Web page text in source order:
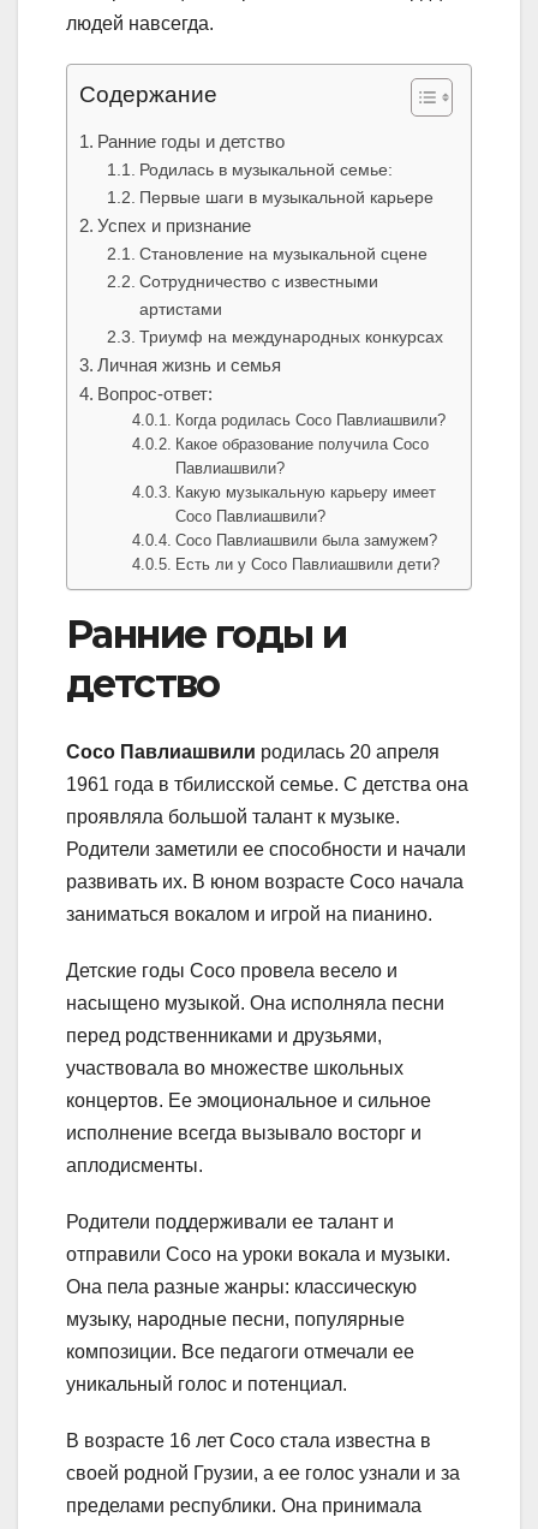
людей навсегда.
Содержание
Ранние годы и детство
Родилась в музыкальной семье:
Первые шаги в музыкальной карьере
Успех и признание
Становление на музыкальной сцене
Сотрудничество с известными
артистами
Триумф на международных конкурсах
Личная жизнь и семья
Вопрос-ответ:
Когда родилась Сосо Павлиашвили?
Какое образование получила Сосо
Павлиашвили?
Какую музыкальную карьеру имеет
Сосо Павлиашвили?
Сосо Павлиашвили была замужем?
Есть ли у Сосо Павлиашвили дети?
Ранние годы и
детство
Сосо Павлиашвили родилась 20 апреля
1961 года в тбилисской семье. С детства она
проявляла большой талант к музыке.
Родители заметили ее способности и начали
развивать их. В юном возрасте Сосо начала
заниматься вокалом и игрой на пианино.
Детские годы Сосо провела весело и
насыщено музыкой. Она исполняла песни
перед родственниками и друзьями,
участвовала во множестве школьных
концертов. Ее эмоциональное и сильное
исполнение всегда вызывало восторг и
аплодисменты.
Родители поддерживали ее талант и
отправили Сосо на уроки вокала и музыки.
Она пела разные жанры: классическую
музыку, народные песни, популярные
композиции. Все педагоги отмечали ее
уникальный голос и потенциал.
В возрасте 16 лет Сосо стала известна в
своей родной Грузии, а ее голос узнали и за
пределами республики. Она принимала